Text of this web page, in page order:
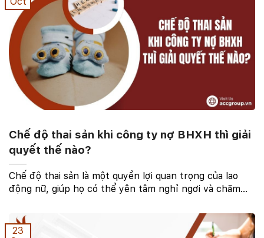
Chế độ thai sản khi công ty nợ BHXH thì giải
quyết thế nào?
Chế độ thai sản là một quyền lợi quan trọng của lao
động nữ, giúp họ có thể yên tâm nghỉ ngơi và chăm
nhạy cảm này. Tuy nhiên, khi công ty nợ bảo hiểm ...
23